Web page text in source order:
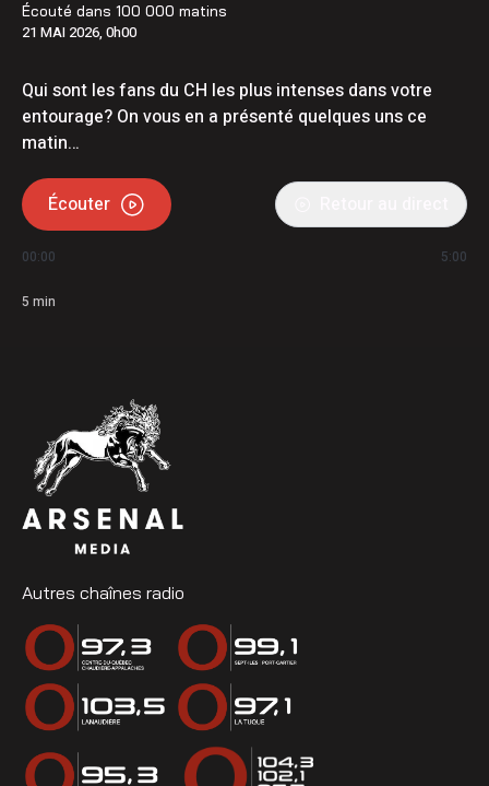
Écouté dans 100 000 matins
21 MAI 2026, 0h00
Qui sont les fans du CH les plus intenses dans votre
entourage? On vous en a présenté quelques uns ce
matin…
Écouter
00:00 5:00
5 min
Autres chaînes radio